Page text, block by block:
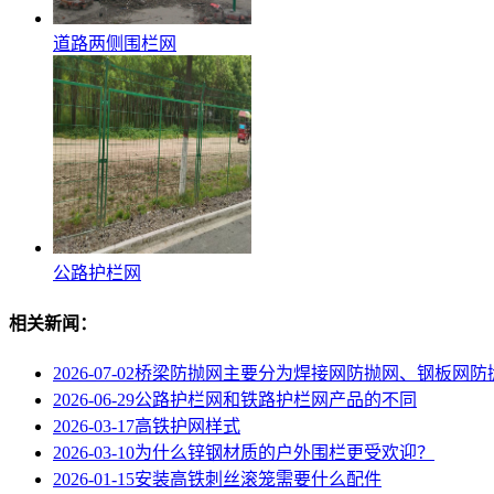
道路两侧围栏网
公路护栏网
相关新闻：
2026-07-02桥梁防抛网主要分为焊接网防抛网、钢板网防
2026-06-29公路护栏网和铁路护栏网产品的不同
2026-03-17高铁护网样式
2026-03-10为什么锌钢材质的户外围栏更受欢迎？
2026-01-15安装高铁刺丝滚笼需要什么配件